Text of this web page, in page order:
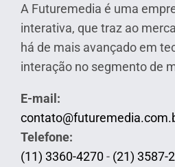
A Futuremedia é uma
interativa, que traz ao
há de mais avançado em
interação no segmento de
E-mail:
Telefone:
(11) 3360-4270 - (21) 3587-